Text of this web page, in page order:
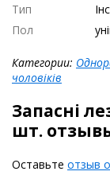
Тип
Пол
Категории:
чоловіків
Запасні
шт.
Оставьте отзыв